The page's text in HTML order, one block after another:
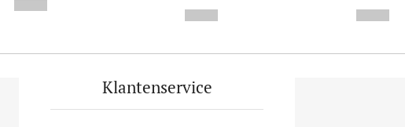
Klantenservice